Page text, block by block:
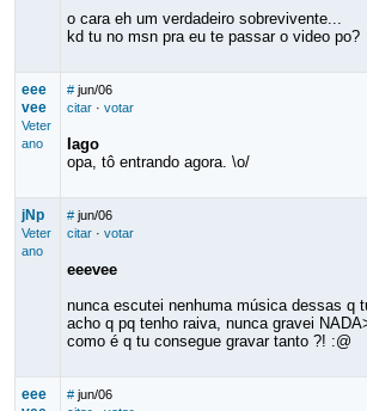
o cara eh um verdadeiro sobrevivente...
kd tu no msn pra eu te passar o video po?
eee
vee
Veter
ano
# jun/06
citar· votar
Iago
opa, tô entrando agora. \o/
jNp
Veter
ano
# jun/06
citar· votar
eeevee
nunca escutei nenhuma música dessas q
acho q pq tenho raiva, nunca gravei
como é q tu consegue gravar tanto ?! :@
eee
# jun/06